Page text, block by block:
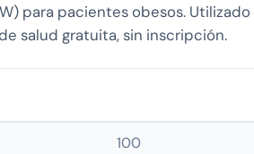
para pacientes obesos.
salud gratuita, sin inscripción.